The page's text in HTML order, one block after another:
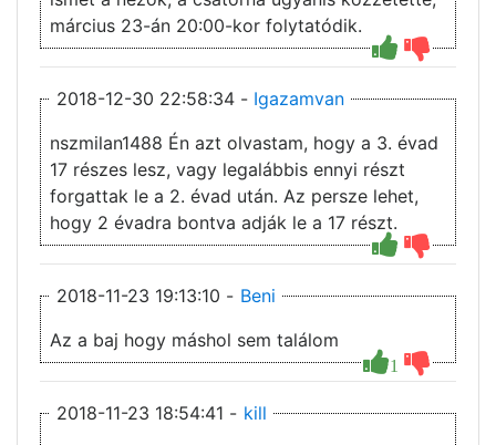
március 23-án 20:00-kor folytatódik.
2018-12-30 22:58:34 - Igazamvan
nszmilan1488 Én azt olvastam, hogy a 3. évad
17 részes lesz, vagy legalábbis ennyi részt
forgattak le a 2. évad után. Az persze lehet,
hogy 2 évadra bontva adják le a 17 részt.
2018-11-23 19:13:10 - Beni
1
Az a baj hogy máshol sem találom
2018-11-23 18:54:41 - kill